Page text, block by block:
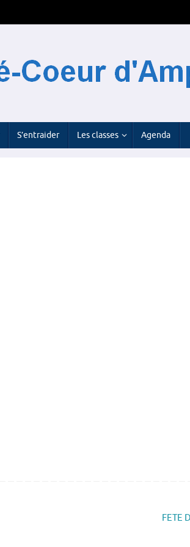
S’entraider Les classes Agenda
FETE